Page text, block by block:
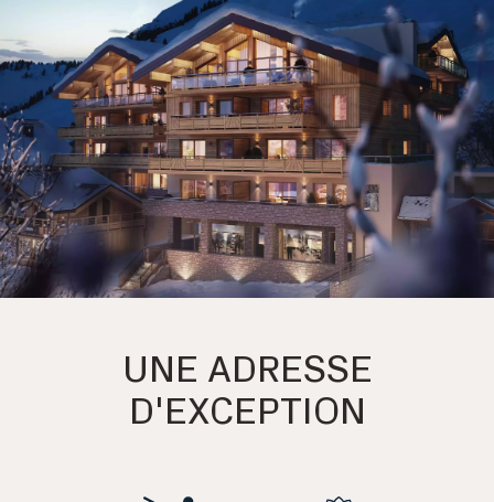
UNE ADRESSE
D'EXCEPTION